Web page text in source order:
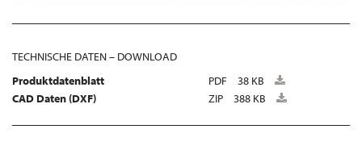
TECHNISCHE DATEN – DOWNLOAD
Produktdatenblatt
PDF
38 KB
CAD Daten (DXF)
ZIP 388 KB